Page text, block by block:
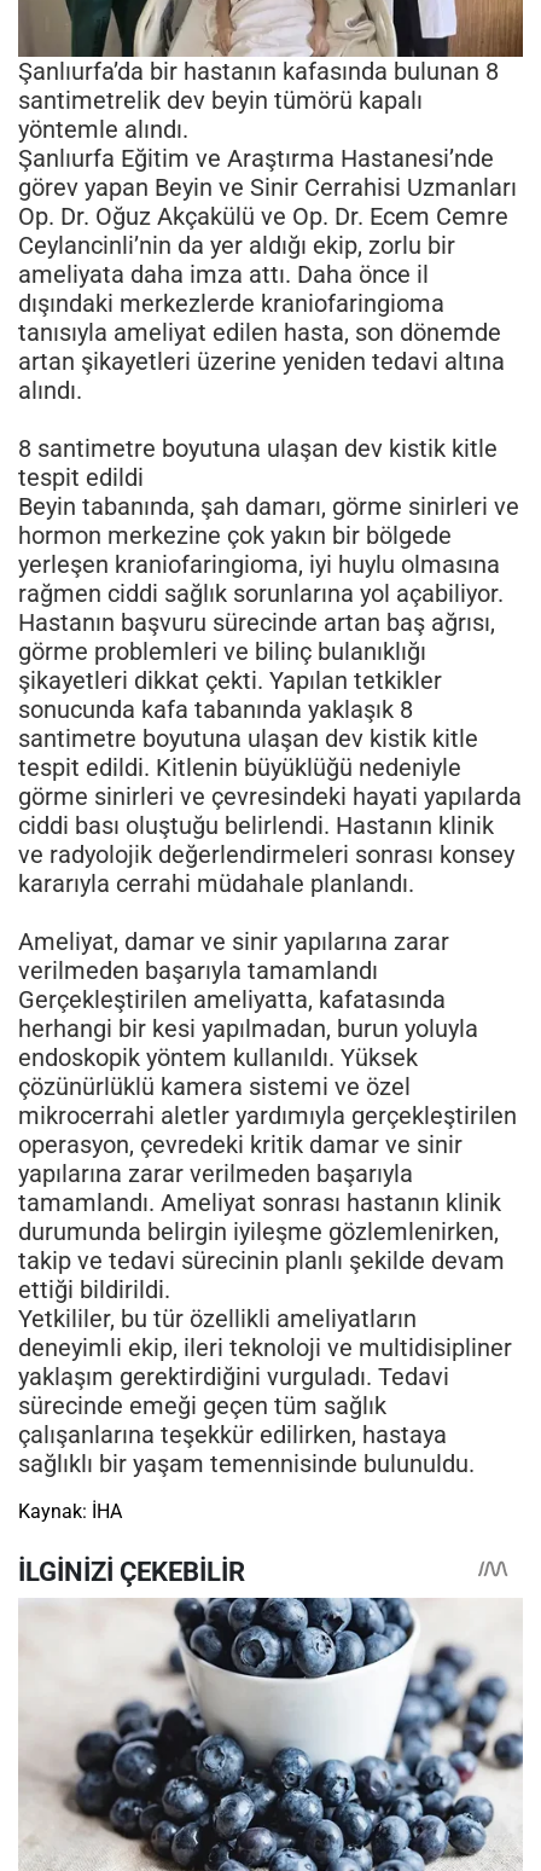
Şanlıurfa’da bir hastanın kafasında bulunan 8
santimetrelik dev beyin tümörü kapalı
yöntemle alındı.
Şanlıurfa Eğitim ve Araştırma Hastanesi’nde
görev yapan Beyin ve Sinir Cerrahisi Uzmanları
Op. Dr. Oğuz Akçakülü ve Op. Dr. Ecem Cemre
Ceylancinli’nin da yer aldığı ekip, zorlu bir
ameliyata daha imza attı. Daha önce il
dışındaki merkezlerde kraniofaringioma
tanısıyla ameliyat edilen hasta, son dönemde
artan şikayetleri üzerine yeniden tedavi altına
alındı.
8 santimetre boyutuna ulaşan dev kistik kitle
tespit edildi
Beyin tabanında, şah damarı, görme sinirleri ve
hormon merkezine çok yakın bir bölgede
yerleşen kraniofaringioma, iyi huylu olmasına
rağmen ciddi sağlık sorunlarına yol açabiliyor.
Hastanın başvuru sürecinde artan baş ağrısı,
görme problemleri ve bilinç bulanıklığı
şikayetleri dikkat çekti. Yapılan tetkikler
sonucunda kafa tabanında yaklaşık 8
santimetre boyutuna ulaşan dev kistik kitle
tespit edildi. Kitlenin büyüklüğü nedeniyle
görme sinirleri ve çevresindeki hayati yapılarda
ciddi bası oluştuğu belirlendi. Hastanın klinik
ve radyolojik değerlendirmeleri sonrası konsey
kararıyla cerrahi müdahale planlandı.
Ameliyat, damar ve sinir yapılarına zarar
verilmeden başarıyla tamamlandı
Gerçekleştirilen ameliyatta, kafatasında
herhangi bir kesi yapılmadan, burun yoluyla
endoskopik yöntem kullanıldı. Yüksek
çözünürlüklü kamera sistemi ve özel
mikrocerrahi aletler yardımıyla gerçekleştirilen
operasyon, çevredeki kritik damar ve sinir
yapılarına zarar verilmeden başarıyla
tamamlandı. Ameliyat sonrası hastanın klinik
durumunda belirgin iyileşme gözlemlenirken,
takip ve tedavi sürecinin planlı şekilde devam
ettiği bildirildi.
Yetkililer, bu tür özellikli ameliyatların
deneyimli ekip, ileri teknoloji ve multidisipliner
yaklaşım gerektirdiğini vurguladı. Tedavi
sürecinde emeği geçen tüm sağlık
çalışanlarına teşekkür edilirken, hastaya
sağlıklı bir yaşam temennisinde bulunuldu.
Kaynak: İHA